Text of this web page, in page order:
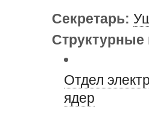
Секретарь:
Структурные
Отдел
ядер